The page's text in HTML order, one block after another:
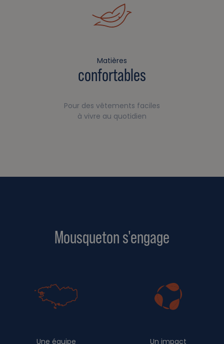
Matières
confortables
Pour des vêtements faciles
à vivre au quotidien
Mousqueton s'engage
Une équipe Un impact